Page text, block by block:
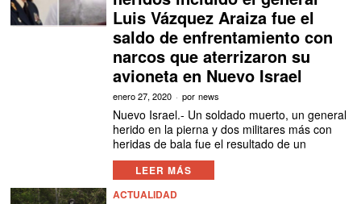
Luis Vázquez Araiza fue el
saldo de enfrentamiento con
narcos que aterrizaron su
avioneta en Nuevo Israel
enero 27, 2020 por news
Nuevo Israel.- Un soldado muerto, un general
herido en la pierna y dos militares más con
heridas de bala fue el resultado de un
LEER MÁS
ACTUALIDAD